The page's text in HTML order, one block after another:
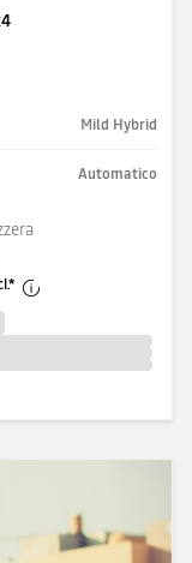
Mild Hybrid
Automatico
*